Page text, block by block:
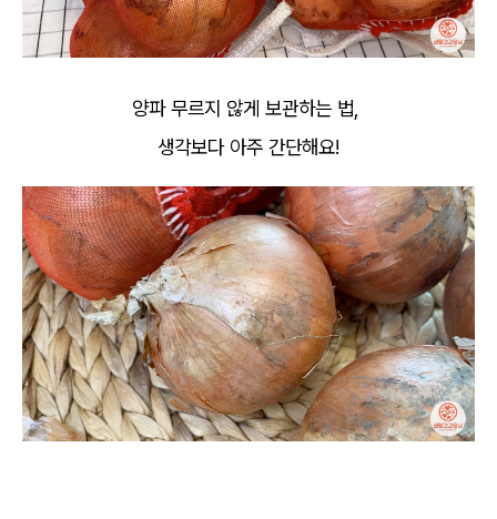
양파 무르지 않게 보관하는 법,
생각보다 아주 간단해요!